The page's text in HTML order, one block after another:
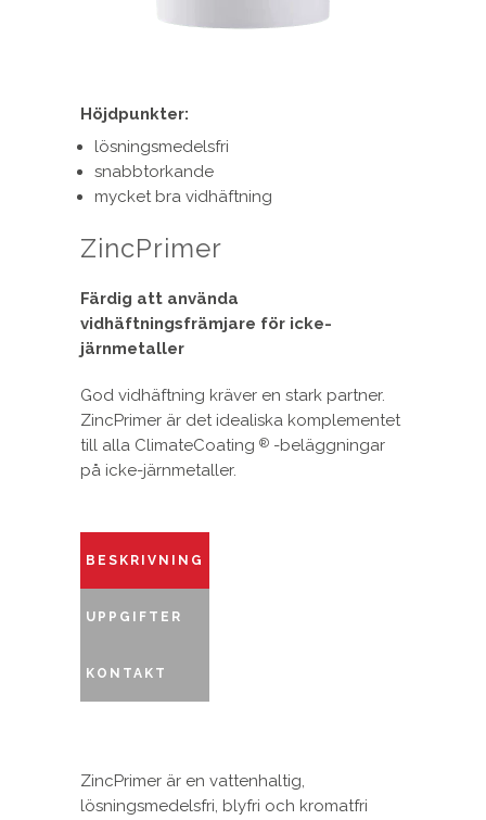
Höjdpunkter:
lösningsmedelsfri
snabbtorkande
mycket bra vidhäftning
ZincPrimer
Färdig att använda
vidhäftningsfrämjare för icke-
järnmetaller
God vidhäftning kräver en stark partner.
ZincPrimer är det idealiska komplementet
till alla ClimateCoating ® -beläggningar
på icke-järnmetaller.
BESKRIVNING
UPPGIFTER
KONTAKT
ZincPrimer är en vattenhaltig,
lösningsmedelsfri, blyfri och kromatfri